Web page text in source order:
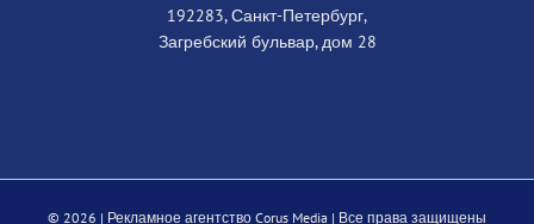
192283, Санкт-Петербург,
Загребский бульвар, дом 28
© 2026 | Рекламное агентство Corus Media | Все права защищены